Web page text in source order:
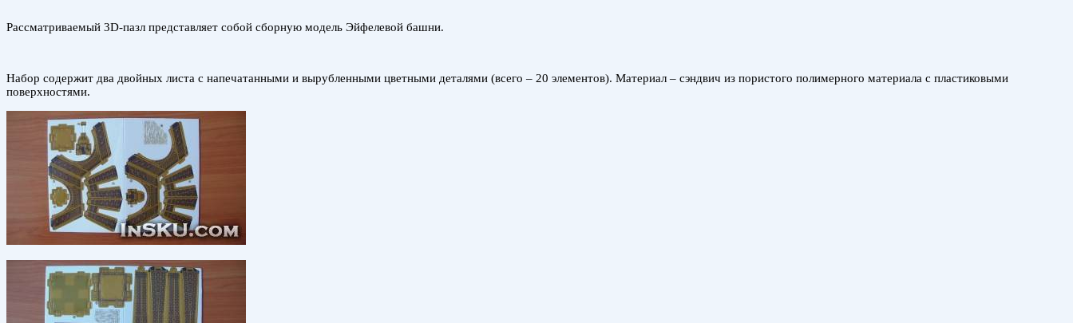
Рассматриваемый 3D-пазл представляет собой сборную модель Эйфелевой башни.
Набор содержит два двойных листа с напечатанными и вырубленными цветными деталями (всего – 20 элементов). Материал – сэндвич из пористого полимерного материала с пластиковыми
поверхностями.